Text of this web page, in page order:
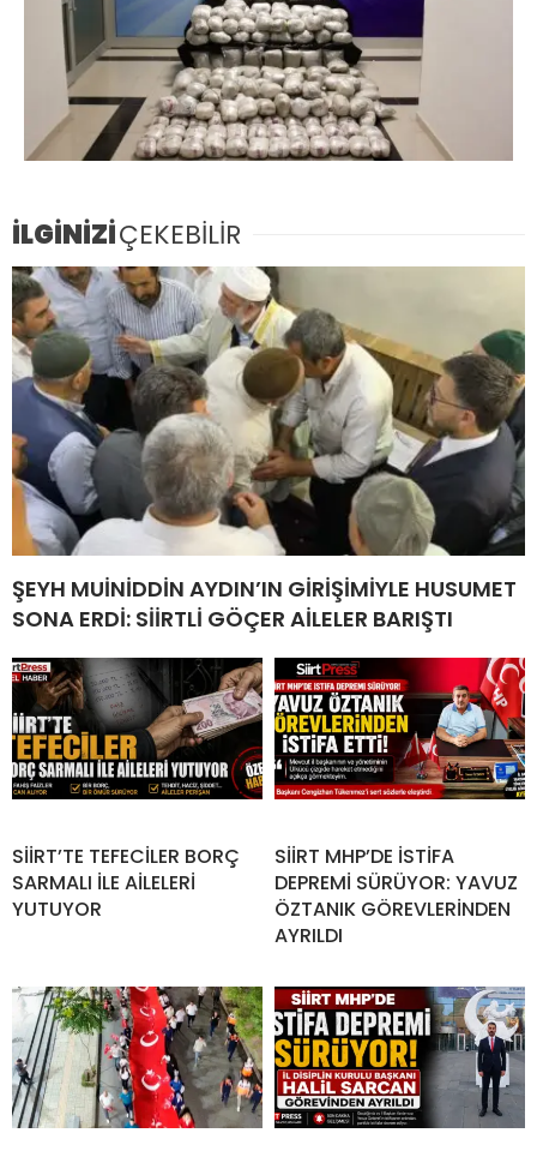
İLGİNİZİÇEKEBİLİR
ŞEYH MUİNİDDİN AYDIN’IN GİRİŞİMİYLE HUSUMET
SONA ERDİ: SİİRTLİ GÖÇER AİLELER BARIŞTI
SİİRT’TE TEFECİLER BORÇ
SARMALI İLE AİLELERİ
YUTUYOR
SİİRT MHP’DE İSTİFA
DEPREMİ SÜRÜYOR: YAVUZ
ÖZTANIK GÖREVLERİNDEN
AYRILDI